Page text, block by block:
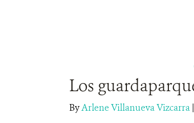
Los
ByArlene Villanueva Vizcarra |